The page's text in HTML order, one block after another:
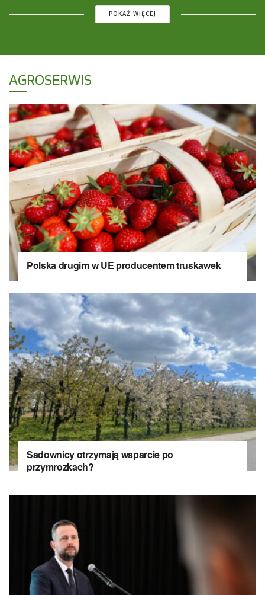
POKAŻ WIĘCEJ
AGROSERWIS
Polska drugim w UE producentem truskawek
Sadownicy otrzymają wsparcie po
przymrozkach?